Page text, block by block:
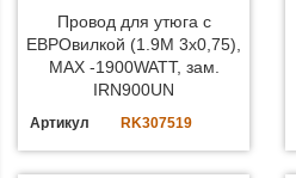
Провод для утюга с
ЕВРОвилкой (1.9M 3х0,75),
MAX -1900WATT, зам.
IRN900UN
Артикул RK307519